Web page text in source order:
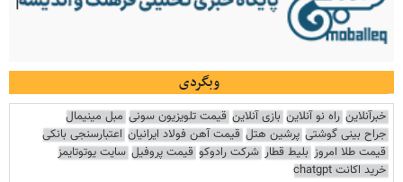
وبگردی
خبرآنلاین راه نو آنلاین بازی آنلاین قیمت تلویزیون سونی مبل مینیمال
جراح بینی گوشتی پرشین هتل قیمت آهن فولاد ایرانیان اعتبارسنجی بانکی
قیمت طلا امروز بلیط قطار شرکت رادوکو قیمت پروفیل سایت یوتوتایمز
خرید اکانت chatgpt